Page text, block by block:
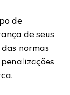
de
de seus
normas